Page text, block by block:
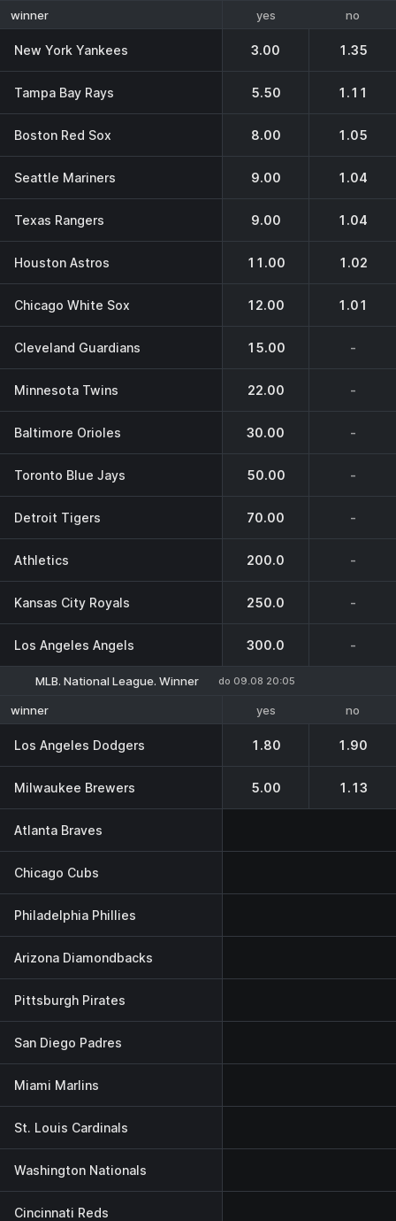
winner yes no
New York Yankees 3.00 1.35
Tampa Bay Rays 5.50 1.11
Boston Red Sox 8.00 1.05
Seattle Mariners 9.00 1.04
Texas Rangers 9.00 1.04
Houston Astros 11.00 1.02
Chicago White Sox 12.00 1.01
Cleveland Guardians 15.00 -
Minnesota Twins 22.00 -
Baltimore Orioles 30.00 -
Toronto Blue Jays 50.00 -
Detroit Tigers 70.00 -
Athletics 200.0 -
Kansas City Royals 250.0 -
Los Angeles Angels 300.0 -
MLB. National League. Winner do 09.08 20:05
winner yes no
Los Angeles Dodgers 1.80 1.90
Milwaukee Brewers 5.00 1.13
Atlanta Braves
Chicago Cubs
Philadelphia Phillies
Arizona Diamondbacks
Pittsburgh Pirates
San Diego Padres
Miami Marlins
St. Louis Cardinals
Washington Nationals
Cincinnati Reds